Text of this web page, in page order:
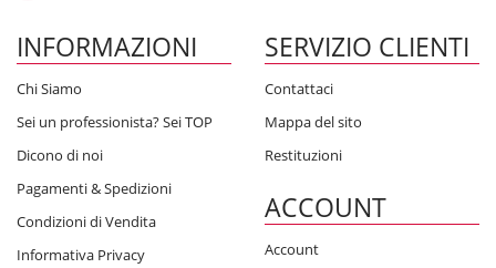
INFORMAZIONI
Chi Siamo
Sei un professionista? Sei TOP
Dicono di noi
Pagamenti & Spedizioni
Condizioni di Vendita
Informativa Privacy
SERVIZIO CLIENTI
Contattaci
Mappa del sito
Restituzioni
ACCOUNT
Account